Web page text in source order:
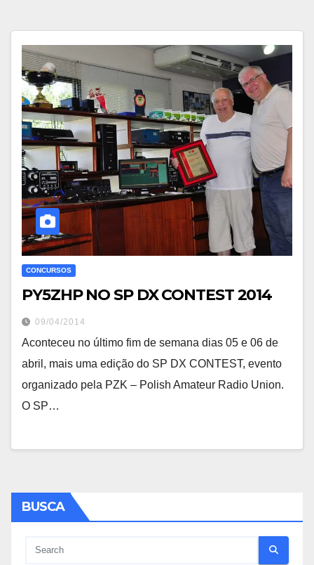
CONCURSOS
PY5ZHP NO SP DX CONTEST 2014
09/04/2014
Aconteceu no último fim de semana dias 05 e 06 de
abril, mais uma edição do SP DX CONTEST, evento
organizado pela PZK – Polish Amateur Radio Union.
O SP…
BUSCA